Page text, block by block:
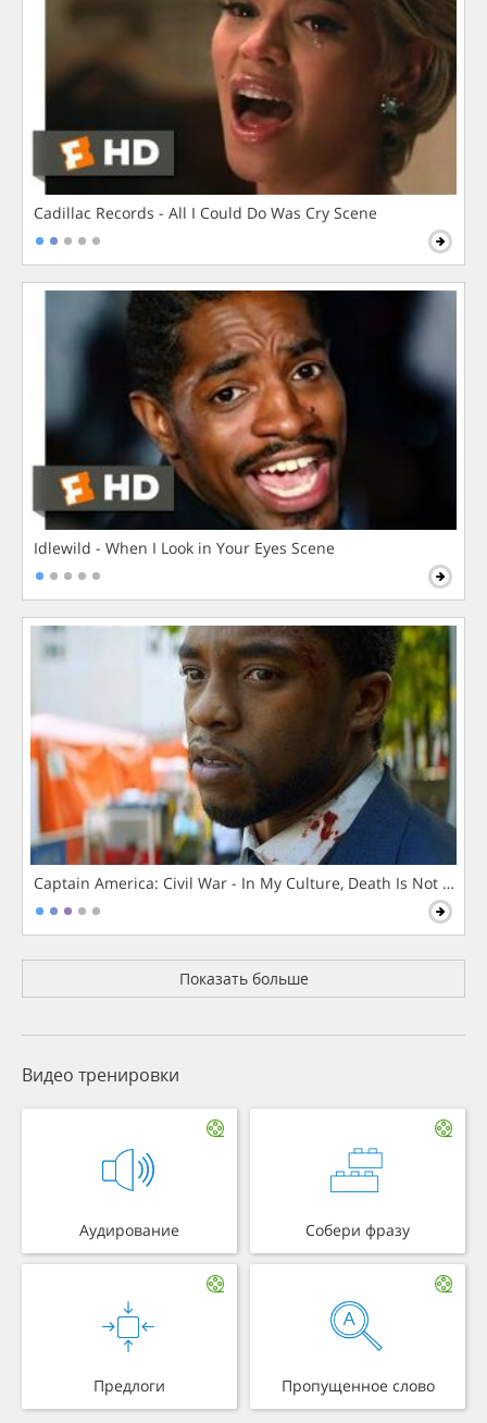
Cadillac Records - All I Could Do Was Cry Scene
Idlewild - When I Look in Your Eyes Scene
Captain America: Civil War - In My Culture, Death Is Not The
Показать больше
Видео тренировки
Аудирование Собери фразу
Предлоги Пропущенное слово